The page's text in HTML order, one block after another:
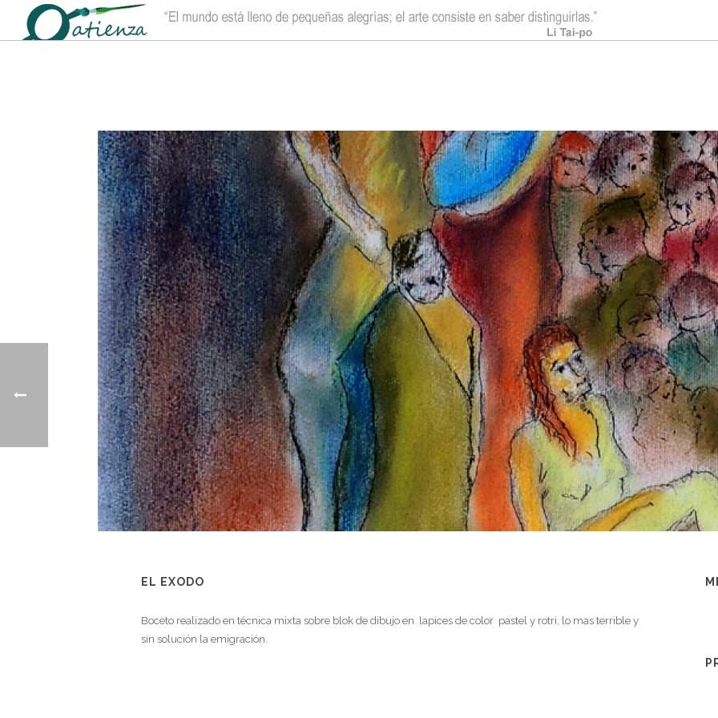
EL EXODO
Boceto realizado en técnica mixta sobre blok de dibujo en lapices de color pastel y rotri, lo mas terrible y
sin solución la emigración.